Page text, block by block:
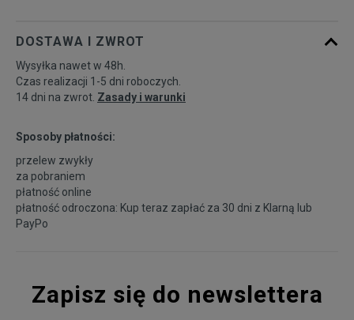
DOSTAWA I ZWROT
Wysyłka nawet w 48h.
Czas realizacji 1-5 dni roboczych.
14 dni na zwrot. Zasady i warunki
Sposoby płatności:
przelew zwykły
za pobraniem
płatność online
płatność odroczona: Kup teraz zapłać za 30 dni z Klarną lub
PayPo
Zapisz się do newslettera